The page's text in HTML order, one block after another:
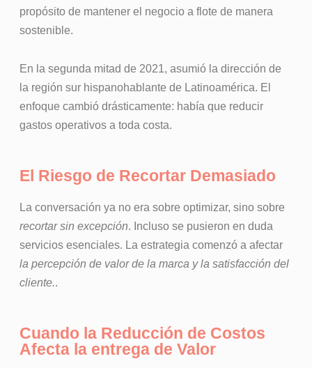
propósito de mantener el negocio a flote de manera
sostenible.
En la segunda mitad de 2021, asumió la dirección de
la región sur hispanohablante de Latinoamérica. El
enfoque cambió drásticamente: había que reducir
gastos operativos a toda costa.
El Riesgo de Recortar Demasiado
La conversación ya no era sobre optimizar, sino sobre
recortar sin excepción. Incluso se pusieron en duda
servicios esenciales. La estrategia comenzó a afectar
la percepción de valor de la marca y la satisfacción del
cliente..
Cuando la Reducción de Costos
Afecta la entrega de Valor